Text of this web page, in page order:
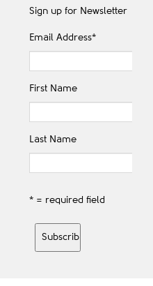
Sign up for Newsletter
Email Address*
First Name
Last Name
* = required field